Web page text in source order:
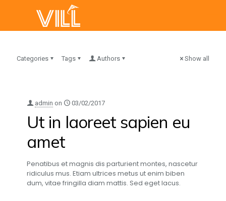
Categories Tags Authors Show all
admin on 03/02/2017
Ut in laoreet sapien eu
amet
Penatibus et magnis dis parturient montes, nascetur
ridiculus mus. Etiam ultrices metus ut enim biben
dum, vitae fringilla diam mattis. Sed eget lacus.